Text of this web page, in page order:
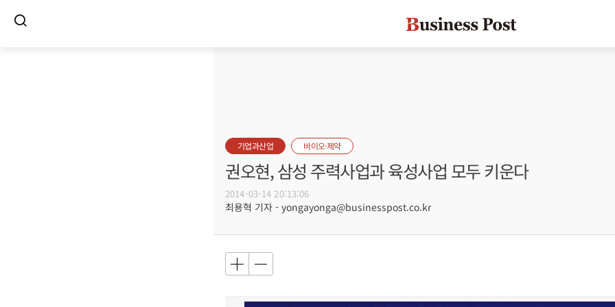
기업과산업 바이오·제약
권오현, 삼성 주력사업과 육성사업 모두 키운다
2014-03-14 20:13:06
최용혁 기자 - yongayonga@businesspost.co.kr